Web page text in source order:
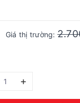
Giá thị trường:
+